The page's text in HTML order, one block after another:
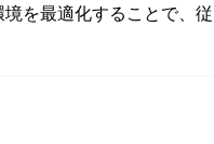
を最適化することで、従